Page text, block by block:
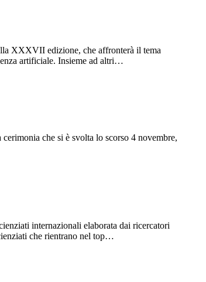
XXXVII edizione, che affronterà il tema
artificiale. Insieme ad altri…
che si è svolta lo scorso 4 novembre,
internazionali elaborata dai ricercatori
che rientrano nel top…